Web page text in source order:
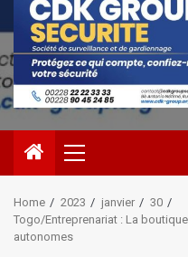
Primary
Menu
Home 2023 janvier
30
Togo/Entreprenariat : La
autonomes